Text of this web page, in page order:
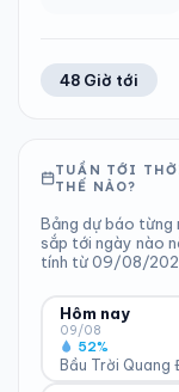
48 Giờ tới
TUẦN TỚI
THẾ NÀO?
Bảng dự báo từng
sắp tới ngày nào
tính từ 09/08/
Hôm nay
09/08
Bầu Trời Quang
52%